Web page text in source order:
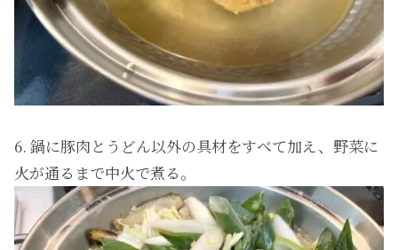
6. 鍋に豚肉とうどん以外の具材をすべて加え、野菜に
火が通るまで中火で煮る。